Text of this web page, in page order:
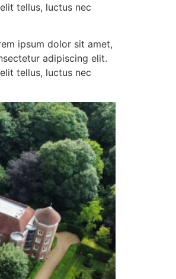
tellus, luctus nec
ipsum dolor sit amet,
adipiscing elit.
tellus, luctus nec